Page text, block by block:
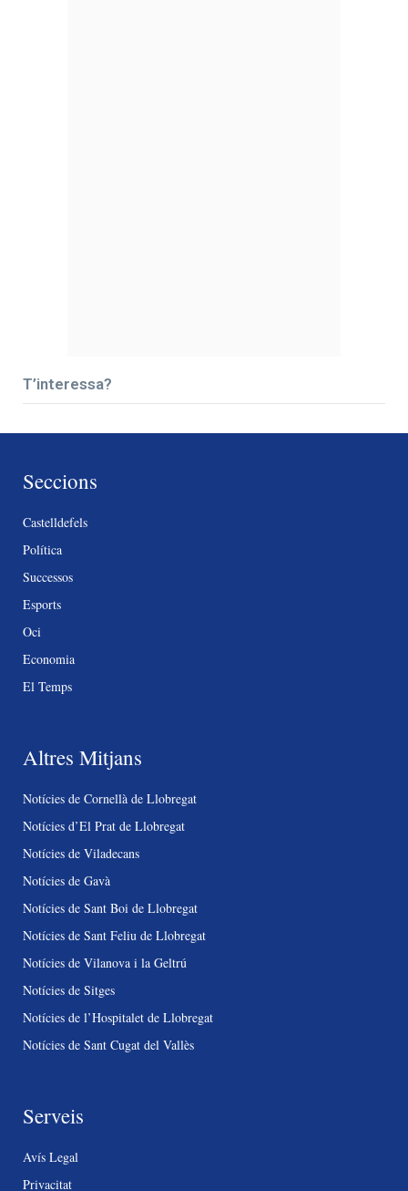
T’interessa?
Seccions
Castelldefels
Política
Successos
Esports
Oci
Economia
El Temps
Altres Mitjans
Notícies de Cornellà de Llobregat
Notícies d’El Prat de Llobregat
Notícies de Viladecans
Notícies de Gavà
Notícies de Sant Boi de Llobregat
Notícies de Sant Feliu de Llobregat
Notícies de Vilanova i la Geltrú
Notícies de Sitges
Notícies de l’Hospitalet de Llobregat
Notícies de Sant Cugat del Vallès
Serveis
Avís Legal
Privacitat